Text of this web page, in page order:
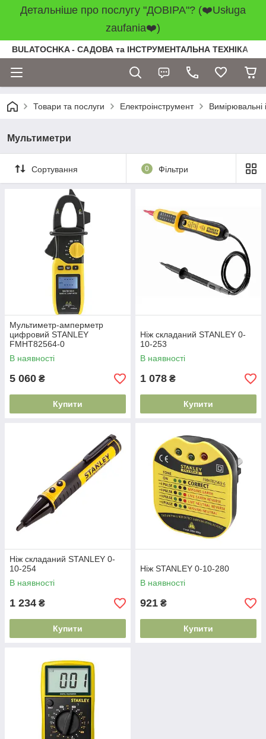
Детальніше про послугу "ДОВІРА"? (❤️Usługa
zaufania❤️)
BULATOCHKA - САДОВА та ІНСТРУМЕНТАЛЬНА ТЕХНІКА
Товари та послуги Електроінструмент Вимірювальні
Мультиметри
Сортування 0 Фільтри
Мультиметр-амперметр
цифровий STANLEY
FMHT82564-0
В наявності
5 060 ₴
Купити
Ніж складаний STANLEY 0-
10-253
В наявності
1 078 ₴
Купити
Ніж складаний STANLEY 0-
10-254
В наявності
1 234 ₴
Купити
Ніж STANLEY 0-10-280
В наявності
921 ₴
Купити